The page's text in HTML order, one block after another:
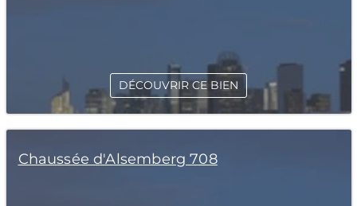
DÉCOUVRIR CE BIEN
Chaussée d'Alsemberg 708